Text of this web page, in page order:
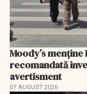
Moody’s
recomandată
avertisment
07 AUGUST 2026